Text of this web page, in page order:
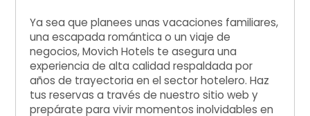
Ya sea que planees unas vacaciones familiares,
una escapada romántica o un viaje de
negocios, Movich Hotels te asegura una
experiencia de alta calidad respaldada por
años de trayectoria en el sector hotelero. Haz
tus reservas a través de nuestro sitio web y
prepárate para vivir momentos inolvidables en